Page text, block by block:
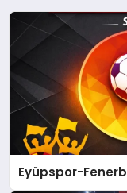
Eyüpspor-